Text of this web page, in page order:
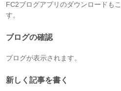
FC2ブログアプリのダウンロードも
す。
ブログの確認
ブログが表示されます。
新しく記事を書く